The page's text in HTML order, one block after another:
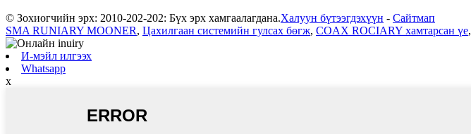
© Зохиогчийн эрх: 2010-202-202: Бүх эрх хамгаалагдана.Халуун бүтээгдэхүүн - Сайтмап
SMA RUNIARY MOONER, Цахилгаан системийн гулсах бөгж, COAX ROCIARY хамтарсан үе,
И-мэйл илгээх
Whatsapp
x